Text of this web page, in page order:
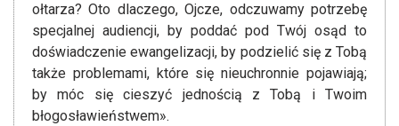
ołtarza? Oto dlaczego, Ojcze, odczuwamy potrzebę
specjalnej audiencji, by poddać pod Twój osąd to
doświadczenie ewangelizacji, by podzielić się z Tobą
także problemami, które się nieuchronnie pojawiają;
by móc się cieszyć jednością z Tobą i Twoim
błogosławieństwem».